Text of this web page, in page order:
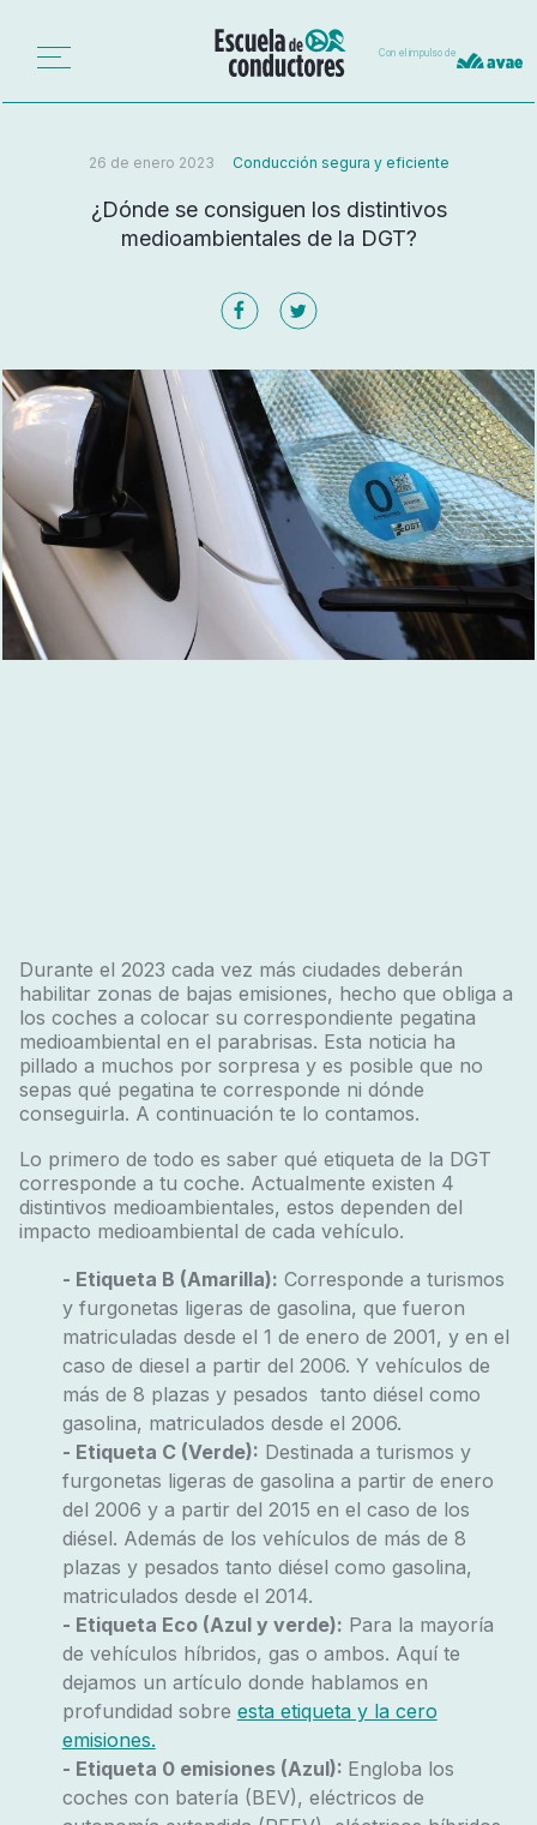
Con el impulso de
26 de enero 2023 Conducción segura y eficiente
¿Dónde se consiguen los distintivos
medioambientales de la DGT?
Durante el 2023 cada vez más ciudades deberán
habilitar zonas de bajas emisiones, hecho que obliga a
los coches a colocar su correspondiente pegatina
medioambiental en el parabrisas. Esta noticia ha
pillado a muchos por sorpresa y es posible que no
sepas qué pegatina te corresponde ni dónde
conseguirla. A continuación te lo contamos.
Lo primero de todo es saber qué etiqueta de la DGT
corresponde a tu coche. Actualmente existen 4
distintivos medioambientales, estos dependen del
impacto medioambiental de cada vehículo.
- Etiqueta B (Amarilla): Corresponde a turismos
y furgonetas ligeras de gasolina, que fueron
matriculadas desde el 1 de enero de 2001, y en el
caso de diesel a partir del 2006. Y vehículos de
más de 8 plazas y pesados tanto diésel como
gasolina, matriculados desde el 2006.
- Etiqueta C (Verde): Destinada a turismos y
furgonetas ligeras de gasolina a partir de enero
del 2006 y a partir del 2015 en el caso de los
diésel. Además de los vehículos de más de 8
plazas y pesados tanto diésel como gasolina,
matriculados desde el 2014.
- Etiqueta Eco (Azul y verde): Para la mayoría
de vehículos híbridos, gas o ambos. Aquí te
dejamos un artículo donde hablamos en
profundidad sobre esta etiqueta y la cero
emisiones.
- Etiqueta 0 emisiones (Azul): Engloba los
coches con batería (BEV), eléctricos de